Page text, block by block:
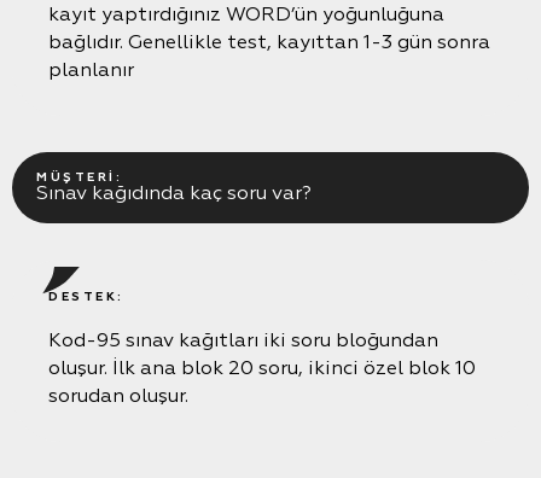
kayıt yaptırdığınız WORD’ün yoğunluğuna
bağlıdır. Genellikle test, kayıttan 1-3 gün sonra
planlanır
MÜŞTERI:
Sınav kağıdında kaç soru var?
DESTEK:
Kod-95 sınav kağıtları iki soru bloğundan
oluşur. İlk ana blok 20 soru, ikinci özel blok 10
sorudan oluşur.